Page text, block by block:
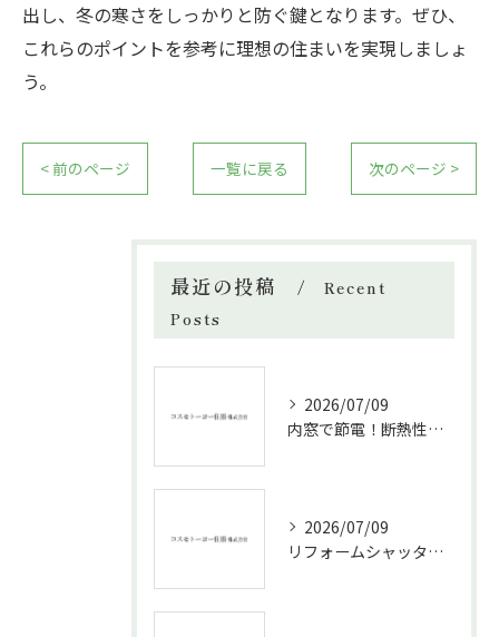
出し、冬の寒さをしっかりと防ぐ鍵となります。ぜひ、
これらのポイントを参考に理想の住まいを実現しましょ
う。
< 前のページ 一覧に戻る 次のページ >
最近の投稿
Recent
Posts
2026/07/09
内窓で節電！断熱性能と補助金活用法
2026/07/09
リフォームシャッターで叶える台風対策の効果的方法